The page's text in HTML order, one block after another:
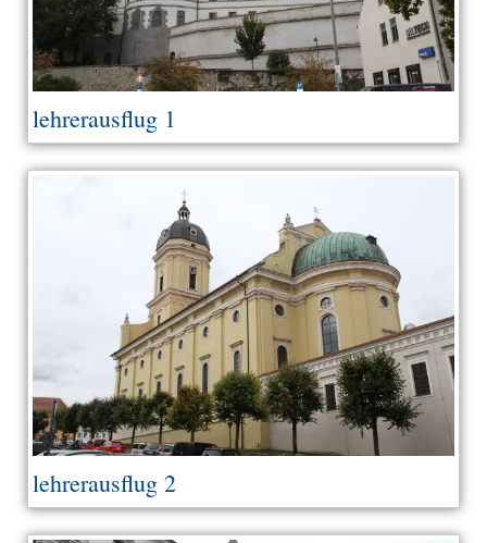
lehrerausflug 1
lehrerausflug 2